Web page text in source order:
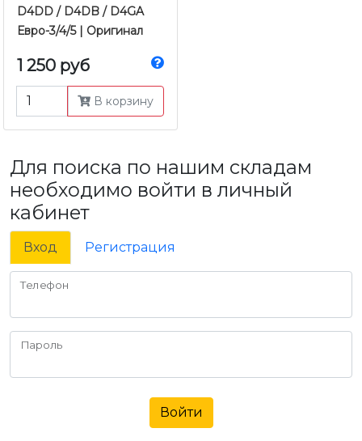
D4DD / D4DB / D4GA
Евро-3/4/5 | Оригинал
1 250 руб
В корзину
Для поиска по нашим складам
необходимо войти в личный
кабинет
Вход Регистрация
Телефон
Пароль
Войти